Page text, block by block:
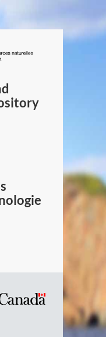
/
Canada
Symbole